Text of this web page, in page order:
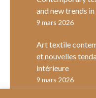
and new trends
9 mars 2026
Art textile
et nouvelles
intérieure
9 mars 2026